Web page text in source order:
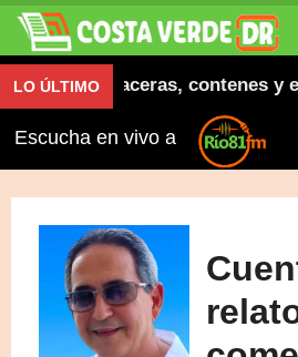
LO ÚLTIMOaceras, contenes y
Escucha en vivo a